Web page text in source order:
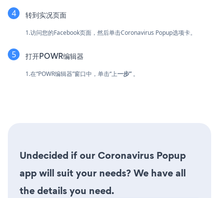
转到实况页面
1.访问您的Facebook页面，然后单击Coronavirus Popup选项卡。
打开POWR编辑器
1.在“POWR编辑器”窗口中，单击“上一步” 。
Undecided if our Coronavirus Popup
app will suit your needs? We have all
the details you need.